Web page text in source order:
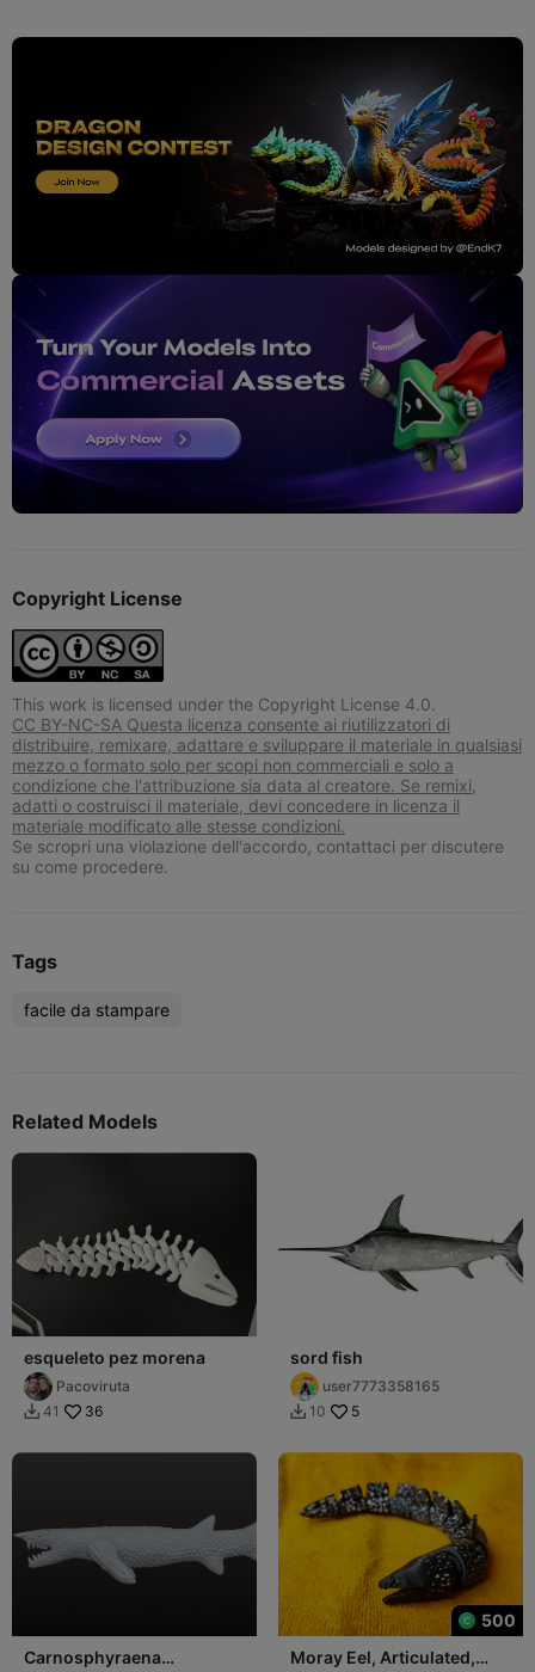
Copyright License
This work is licensed under the Copyright License 4.0.
CC BY-NC-SA Questa licenza consente ai riutilizzatori di
distribuire, remixare, adattare e sviluppare il materiale in qualsiasi
mezzo o formato solo per scopi non commerciali e solo a
condizione che l'attribuzione sia data al creatore. Se remixi,
adatti o costruisci il materiale, devi concedere in licenza il
materiale modificato alle stesse condizioni.
Se scropri una violazione dell'accordo, contattaci per discutere
su come procedere.
Tags
facile da stampare
Related Models
esqueleto pez morena
Pacoviruta
 41 36
sord fish
user7773358165
 10 5
Carnosphyraena
500
Moray Eel, Articulated,